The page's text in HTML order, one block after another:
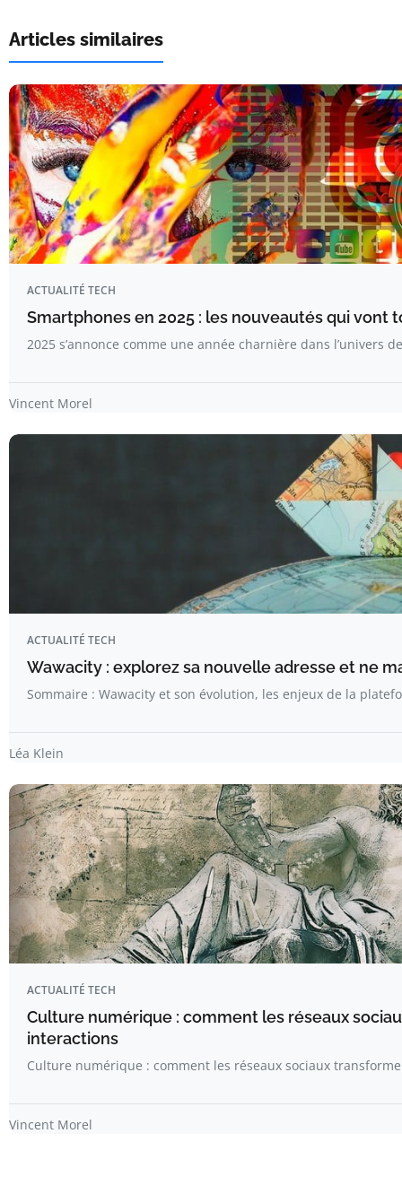
Articles similaires
ACTUALITÉ TECH
Smartphones en 2025 : les nouveautés qui vont
2025 s’annonce comme une année charnière dans l’univers
Vincent Morel
ACTUALITÉ TECH
Wawacity : explorez sa nouvelle adresse et ne
Sommaire : Wawacity et son évolution, les enjeux de la
Léa Klein
ACTUALITÉ TECH
Culture numérique : comment les réseaux
interactions
Culture numérique : comment les réseaux sociaux
Vincent Morel